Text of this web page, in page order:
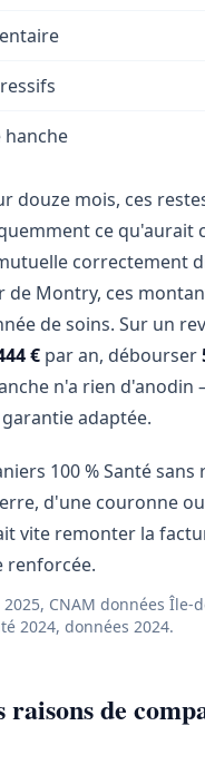
hanche
douze mois, ces
ce qu'aurait
correctement
de Montry, ces
de soins. Sur un
€ par an, débourser
n'a rien
adaptée.
100 % Santé sans
d'une couronne
vite remonter la
renforcée.
2025, CNAM données Île-
2024, données 2024.
raisons de